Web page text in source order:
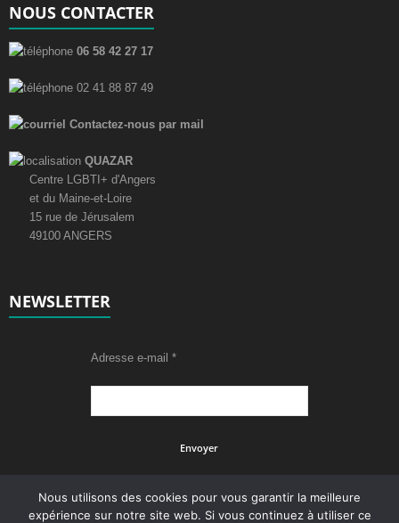
NOUS CONTACTER
06 58 42 27 17
02 41 88 87 49
Contactez-nous par mail
QUAZAR
Centre LGBTI+ d'Angers
et du Maine-et-Loire
15 rue de Jérusalem
49100 ANGERS
NEWSLETTER
Adresse e-mail *
Nous utilisons des cookies pour vous garantir la meilleure
expérience sur notre site web. Si vous continuez à utiliser ce